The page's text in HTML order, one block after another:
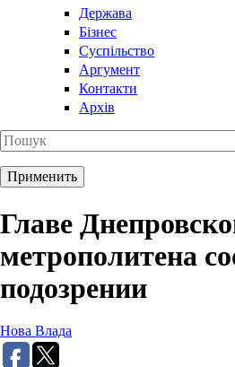
Держава
Бізнес
Суспільство
Аргумент
Контакти
Архів
Главе
метрополитена
подозрении
Нова Влада